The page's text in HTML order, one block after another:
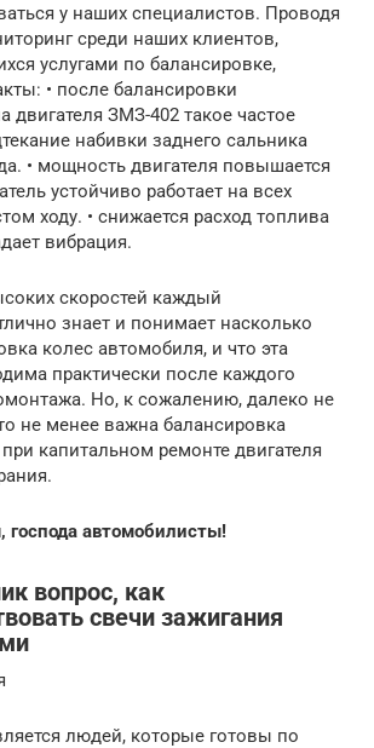
у наших специалистов. Проводя
среди наших клиентов,
услугами по балансировке,
• после балансировки
двигателя ЗМЗ-402 такое частое
набивки заднего сальника
• мощность двигателя повышается
устойчиво работает на всех
ходу. • снижается расход топлива
вибрация.
скоростей каждый
знает и понимает насколько
колес автомобиля, и что эта
практически после каждого
Но, к сожалению, далеко не
не менее важна балансировка
капитальном ремонте двигателя
господа автомобилисты!
вопрос, как
свечи зажигания
людей, которые готовы по